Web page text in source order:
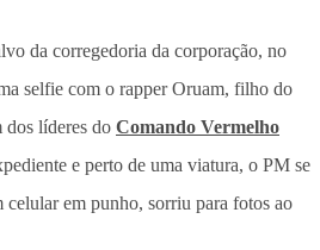
da corregedoria da corporação, no
selfie com o rapper Oruam, filho do
líderes do Comando Vermelho
e perto de uma viatura, o PM se
em punho, sorriu para fotos ao